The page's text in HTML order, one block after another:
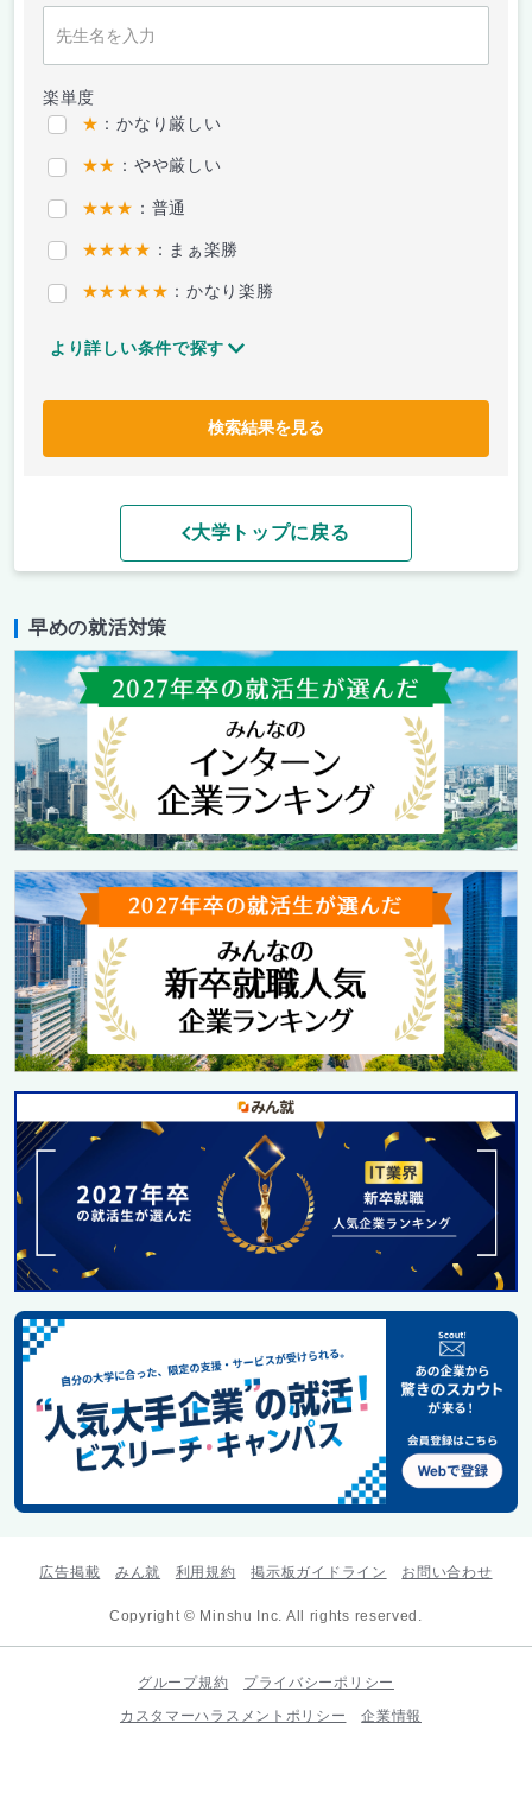
楽単度
★ ：かなり厳しい
★★ ：やや厳しい
★★★ ：普通
★★★★ ：まぁ楽勝
★★★★★ ：かなり楽勝
より詳しい条件で探す
検索結果を見る
大学トップに戻る
早めの就活対策
広告掲載 みん就 利用規約 掲示板ガイドライン お問い合わせ
Copyright © Minshu Inc. All rights reserved.
グループ規約
プライバシーポリシー
カスタマーハラスメントポリシー
企業情報